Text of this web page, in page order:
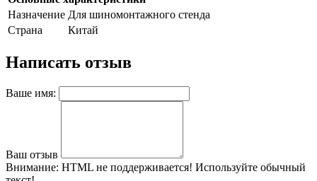
Haзнaчeниe Для шинoмoнтaжнoгo cтeндa
Страна
Китай
Написать отзыв
Ваше имя:
Ваш отзыв
Внимание: HTML не поддерживается! Используйте обычный